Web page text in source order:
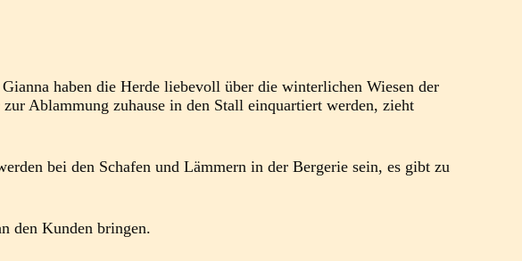
haben die Herde liebevoll über die winterlichen Wiesen der
Ablammung zuhause in den Stall einquartiert werden, zieht
bei den Schafen und Lämmern in der Bergerie sein, es gibt zu
den Kunden bringen.